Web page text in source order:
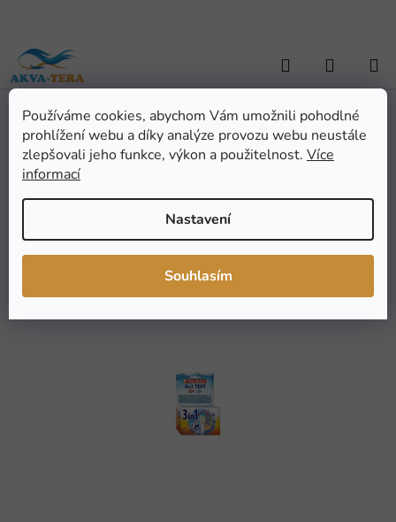
Používáme cookies, abychom Vám umožnili pohodlné
prohlížení webu a díky analýze provozu webu neustále
zlepšovali jeho funkce, výkon a použitelnost. Více
informací
Nastavení
Souhlasím
obsah
Hledat
KOŠÍK
Domů / ZAHRADNÍ JEZÍRKA / Úprava a testování vody / Testy /
Dajana Test 3in1 (pH, KH, GH)
Dajana Test 3in1 (pH, KH,
GH)
hodnocení
0,0
Podrobnosti hodnocení
Značka:Dajana